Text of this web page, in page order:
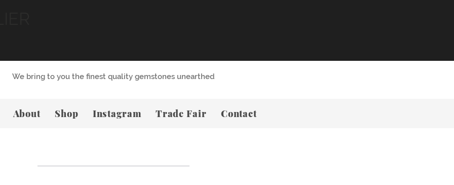
We bring to you the finest quality gemstones unearthed
About Shop Instagram Trade Fair Contact